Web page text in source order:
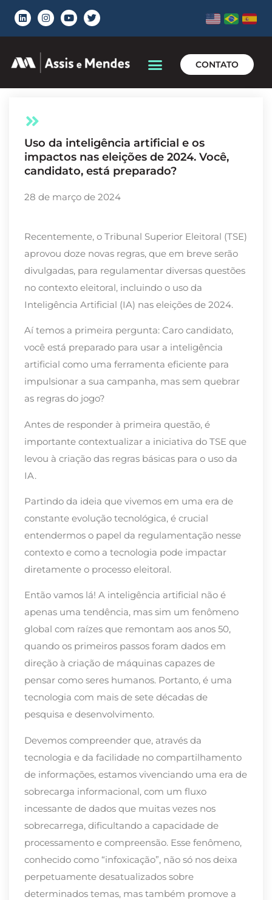
CONTATO
Uso da inteligência artificial e os
impactos nas eleições de 2024. Você,
candidato, está preparado?
28 de março de 2024
Recentemente, o Tribunal Superior Eleitoral (TSE)
aprovou doze novas regras, que em breve serão
divulgadas, para regulamentar diversas questões
no contexto eleitoral, incluindo o uso da
Inteligência Artificial (IA) nas eleições de 2024.
Aí temos a primeira pergunta: Caro candidato,
você está preparado para usar a inteligência
artificial como uma ferramenta eficiente para
impulsionar a sua campanha, mas sem quebrar
as regras do jogo?
Antes de responder à primeira questão, é
importante contextualizar a iniciativa do TSE que
levou à criação das regras básicas para o uso da
IA.
Partindo da ideia que vivemos em uma era de
constante evolução tecnológica, é crucial
entendermos o papel da regulamentação nesse
contexto e como a tecnologia pode impactar
diretamente o processo eleitoral.
Então vamos lá! A inteligência artificial não é
apenas uma tendência, mas sim um fenômeno
global com raízes que remontam aos anos 50,
quando os primeiros passos foram dados em
direção à criação de máquinas capazes de
pensar como seres humanos. Portanto, é uma
tecnologia com mais de sete décadas de
pesquisa e desenvolvimento.
Devemos compreender que, através da
tecnologia e da facilidade no compartilhamento
de informações, estamos vivenciando uma era de
sobrecarga informacional, com um fluxo
incessante de dados que muitas vezes nos
sobrecarrega, dificultando a capacidade de
processamento e compreensão. Esse fenômeno,
conhecido como “infoxicação”, não só nos deixa
perpetuamente desatualizados sobre
determinados temas, mas também promove a